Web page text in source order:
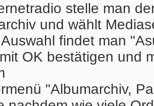
stelle man
und wählt
findet man
OK bestätigen und
"Albumarchiv,